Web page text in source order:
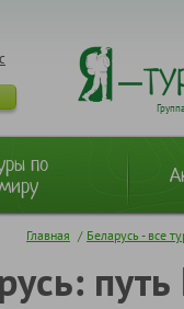
по
миру
Главная / Беларусь - все